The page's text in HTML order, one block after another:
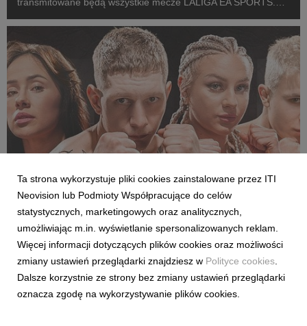
pierwszej kolejki sezonu 2026/27 ligi hiszpańskiej, po formaln...
SPORT
Pełne walki półfinałowe „Projekt Fighter” już
w serwisie streamingowym CANAL+
29 lipca 2026
W serwisie streamingowym CANAL+ opublikowano dodatkowy,
bonusowy odcinek programu „Projekt Fighter”. Odpowiadając
na oczekiwania fanów MMA, CANAL+ udostępnił pełny
Ta strona wykorzystuje pliki cookies zainstalowane przez ITI
Neovision lub Podmioty Współpracujące do celów
statystycznych, marketingowych oraz analitycznych,
umożliwiając m.in. wyświetlanie spersonalizowanych reklam.
Więcej informacji dotyczących plików cookies oraz możliwości
zmiany ustawień przeglądarki znajdziesz w Polityce cookies
Dalsze korzystnie ze strony bez zmiany ustawień przeglądarki
oznacza zgodę na wykorzystywanie plików cookies.